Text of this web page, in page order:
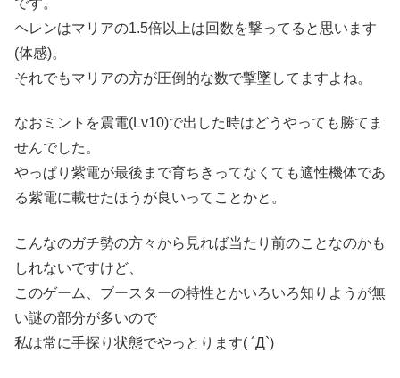
ヘレンはマリアの1.5倍以上は回数を撃ってると思います
(体感)。
それでもマリアの方が圧倒的な数で撃墜してますよね。
なおミントを震電(Lv10)で出した時はどうやっても勝てま
せんでした。
やっぱり紫電が最後まで育ちきってなくても適性機体であ
る紫電に載せたほうが良いってことかと。
こんなのガチ勢の方々から見れば当たり前のことなのかも
しれないですけど、
このゲーム、ブースターの特性とかいろいろ知りようが無
い謎の部分が多いので
私は常に手探り状態でやっとります( ´Д`)